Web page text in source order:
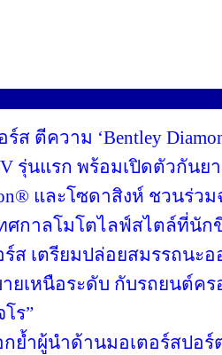
ส ตีความ ‘Bentley
รุ่นแรก พร้อมเปิดตัวกันย
และโซดาสิงห์ ชวนร่ว
ศกาลโมโตไลฟ์สไตล์ที่นัก
ส เตรียมปล่อยสมรรถนะ
ยเหนือระดับ กับรถยนต์คร
ร”
ย้ำผู้นำด้านมอเตอร์สปอ